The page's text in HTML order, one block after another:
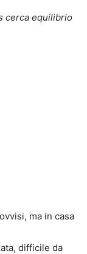
cerca equilibrio
ma in casa
difficile da